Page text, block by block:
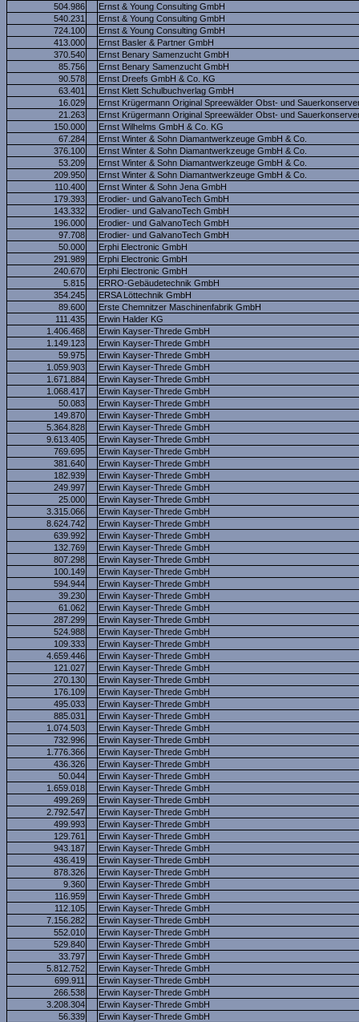
504.986
Ernst & Young Consulting GmbH
540.231
Ernst & Young Consulting GmbH
724.100
Ernst & Young Consulting GmbH
413.000
Ernst Basler & Partner GmbH
370.540
Ernst Benary Samenzucht GmbH
85.756
Ernst Benary Samenzucht GmbH
90.578
Ernst Dreefs GmbH & Co. KG
63.401
Ernst Klett Schulbuchverlag GmbH
16.029
Ernst Krügermann Original Spreewälder Obst- und
21.263
Ernst Krügermann Original Spreewälder Obst- und
150.000
Ernst Wilhelms GmbH & Co. KG
67.284
Ernst Winter & Sohn Diamantwerkzeuge GmbH & Co.
376.100
Ernst Winter & Sohn Diamantwerkzeuge GmbH & Co.
53.209
Ernst Winter & Sohn Diamantwerkzeuge GmbH & Co.
209.950
Ernst Winter & Sohn Diamantwerkzeuge GmbH & Co.
110.400
Ernst Winter & Sohn Jena GmbH
179.393
Erodier- und GalvanoTech GmbH
143.332
Erodier- und GalvanoTech GmbH
196.000
Erodier- und GalvanoTech GmbH
97.708
Erodier- und GalvanoTech GmbH
50.000
Erphi Electronic GmbH
291.989
Erphi Electronic GmbH
240.670
Erphi Electronic GmbH
5.815
ERRO-Gebäudetechnik GmbH
354.245
ERSA Löttechnik GmbH
89.600
Erste Chemnitzer Maschinenfabrik GmbH
111.435
Erwin Halder KG
1.406.468
Erwin Kayser-Threde GmbH
1.149.123
Erwin Kayser-Threde GmbH
59.975
Erwin Kayser-Threde GmbH
1.059.903
Erwin Kayser-Threde GmbH
1.671.884
Erwin Kayser-Threde GmbH
1.068.417
Erwin Kayser-Threde GmbH
50.083
Erwin Kayser-Threde GmbH
149.870
Erwin Kayser-Threde GmbH
5.364.828
Erwin Kayser-Threde GmbH
9.613.405
Erwin Kayser-Threde GmbH
769.695
Erwin Kayser-Threde GmbH
381.640
Erwin Kayser-Threde GmbH
182.939
Erwin Kayser-Threde GmbH
249.997
Erwin Kayser-Threde GmbH
25.000
Erwin Kayser-Threde GmbH
3.315.066
Erwin Kayser-Threde GmbH
8.624.742
Erwin Kayser-Threde GmbH
639.992
Erwin Kayser-Threde GmbH
132.769
Erwin Kayser-Threde GmbH
807.298
Erwin Kayser-Threde GmbH
100.149
Erwin Kayser-Threde GmbH
594.944
Erwin Kayser-Threde GmbH
39.230
Erwin Kayser-Threde GmbH
61.062
Erwin Kayser-Threde GmbH
287.299
Erwin Kayser-Threde GmbH
524.988
Erwin Kayser-Threde GmbH
109.333
Erwin Kayser-Threde GmbH
4.659.446
Erwin Kayser-Threde GmbH
121.027
Erwin Kayser-Threde GmbH
270.130
Erwin Kayser-Threde GmbH
176.109
Erwin Kayser-Threde GmbH
495.033
Erwin Kayser-Threde GmbH
885.031
Erwin Kayser-Threde GmbH
1.074.503
Erwin Kayser-Threde GmbH
732.996
Erwin Kayser-Threde GmbH
1.776.366
Erwin Kayser-Threde GmbH
436.326
Erwin Kayser-Threde GmbH
50.044
Erwin Kayser-Threde GmbH
1.659.018
Erwin Kayser-Threde GmbH
499.269
Erwin Kayser-Threde GmbH
2.792.547
Erwin Kayser-Threde GmbH
499.993
Erwin Kayser-Threde GmbH
129.761
Erwin Kayser-Threde GmbH
943.187
Erwin Kayser-Threde GmbH
436.419
Erwin Kayser-Threde GmbH
878.326
Erwin Kayser-Threde GmbH
9.360
Erwin Kayser-Threde GmbH
116.959
Erwin Kayser-Threde GmbH
112.105
Erwin Kayser-Threde GmbH
7.156.282
Erwin Kayser-Threde GmbH
552.010
Erwin Kayser-Threde GmbH
529.840
Erwin Kayser-Threde GmbH
33.797
Erwin Kayser-Threde GmbH
5.812.752
Erwin Kayser-Threde GmbH
699.911
Erwin Kayser-Threde GmbH
266.538
Erwin Kayser-Threde GmbH
3.208.304
Erwin Kayser-Threde GmbH
56.339
Erwin Kayser-Threde GmbH